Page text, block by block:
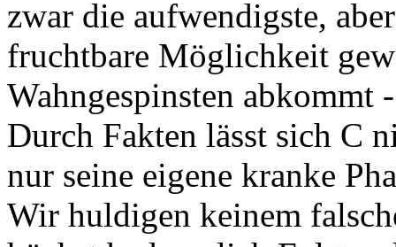
zwar die aufwendigste,
fruchtbare Möglichkeit
Wahngespinsten abkommt
Durch Fakten lässt sich C
nur seine eigene kranke
Wir huldigen keinem